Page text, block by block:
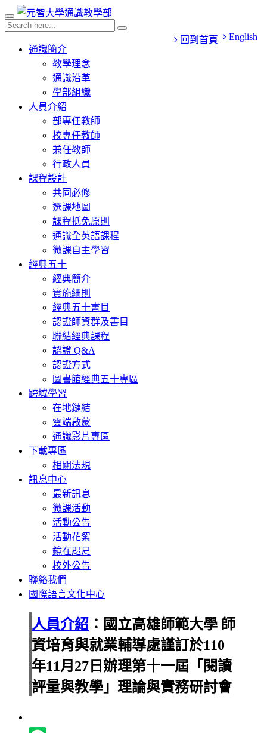
English
回到首頁
通識簡介
教學理念
通識沿革
學部組織
人員介紹
部專任教師
校專任教師
兼任教師
行政人員
課程設計
共同必修
選課地圖
課程抵免原則
通識全英語課程
微課自主學習
經典五十
經典簡介
實施細則
經典五十書目
認證師資群及書目
聯結經典課程
認證 Q&A
認證方式
圖書館經典五十專區
跨域學習
在地鏈結
雲端啟蒙
通識影片專區
下載專區
相關法規
訊息中心
最新訊息
微課活動
活動公告
活動花絮
鏡在咫尺
校外公告
聯絡我們
國際語言文化中心
人員介紹 ：國立高雄師範大學 師
資培育與就業輔導處謹訂於110
年11月27日辦理第十一屆「閱讀
評量與教學」理論與實務研討會